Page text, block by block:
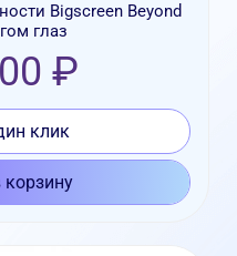
Bigscreen Beyond
глаз
₽
клик